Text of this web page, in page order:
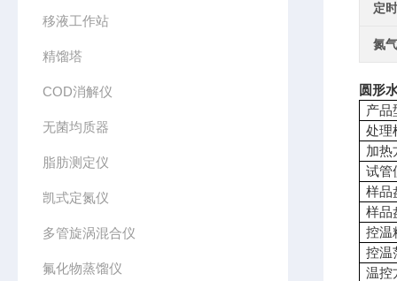
移液工作站
精馏塔
COD消解仪
无菌均质器
脂肪测定仪
凯式定氮仪
多管旋涡混合仪
氟化物蒸馏仪
定
氮
圆形
产品
处理
加热
试管
样品
样品
控温
控温
温控